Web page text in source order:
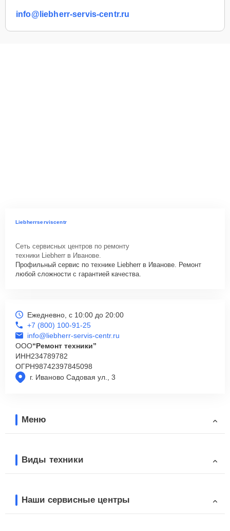
info@liebherr-servis-centr.ru
Liebherrserviscentr
Сеть сервисных центров по ремонту
техники Liebherr в Иванове.
Профильный сервис по технике Liebherr в Иванове. Ремонт
любой сложности с гарантией качества.
г. Иваново Садовая ул., 3
Ежедневно, с 10:00 до 20:00
+7 (800) 100-91-25
info@liebherr-servis-centr.ru
ООО“Ремонт техники”
ИНН234789782
ОГРН98742397845098
Меню
Виды техники
Наши сервисные центры